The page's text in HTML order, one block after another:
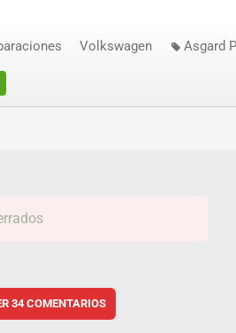
Volkswagen Asgard
34 COMENTARIOS